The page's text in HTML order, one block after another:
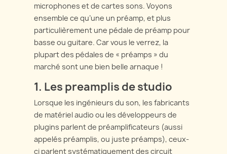
microphones et de cartes sons. Voyons
ensemble ce qu’une un préamp, et plus
particulièrement une pédale de préamp pour
basse ou guitare. Car vous le verrez, la
plupart des pédales de « préamps » du
marché sont une bien belle arnaque !
1. Les preamplis de studio
Lorsque les ingénieurs du son, les fabricants
de matériel audio ou les développeurs de
plugins parlent de préamplificateurs (aussi
appelés préamplis, ou juste préamps), ceux-
ci parlent systématiquement des circuit